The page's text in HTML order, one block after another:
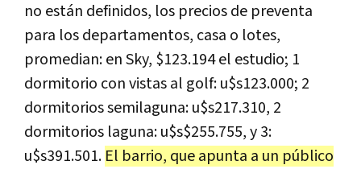
no están definidos, los precios de preventa
para los departamentos, casa o lotes,
promedian: en Sky, $123.194 el estudio; 1
dormitorio con vistas al golf: u$s123.000; 2
dormitorios semilaguna: u$s217.310, 2
dormitorios laguna: u$s$255.755, y 3:
u$s391.501. El barrio, que apunta a un público